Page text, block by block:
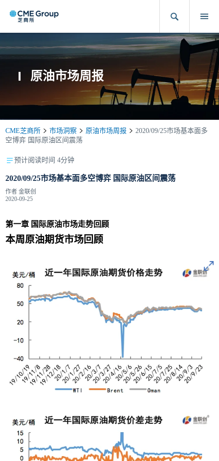
原油市场周报
CME芝商所 市场洞察 原油市场周报
2020/09/25市场基本面多
空博弈 国际原油区间震荡
预计阅读时间 4分钟
2020/09/25市场基本面多空博弈 国际原油区间震荡
作者金联创
2020-09-25
第一章 国际原油市场走势回顾
本周原油期货市场回顾